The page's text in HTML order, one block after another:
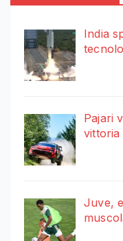
India
Pajari
vittoria
Juve,